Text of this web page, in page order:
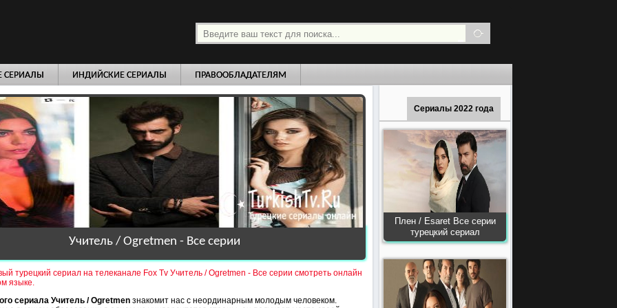
СЕРИАЛЫ ИНДИЙСКИЕ СЕРИАЛЫ ПРАВООБЛАДАТЕЛЯМ
Сериалы 2022 года
Плен / Esaret Все серии
турецкий сериал
Учитель / Ogretmen - Все серии
турецкий сериал на телеканале Fox Tv Учитель / Ogretmen - Все серии смотреть онлайн
языке.
сериала Учитель / Ogretmen знакомит нас с неординарным молодым человеком.